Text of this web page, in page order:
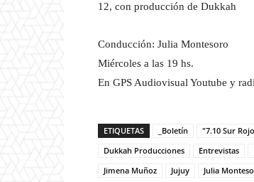
12, con producción de Dukkah
Conducción: Julia Montesoro
Miércoles a las 19 hs.
En GPS Audiovisual Youtube y
ETIQUETAS _Boletín "7.10 Sur
Dukkah Producciones
Entrevistas
Jimena Muñoz
Jujuy Julia